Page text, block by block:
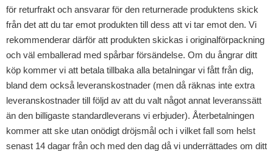
för returfrakt och ansvarar för den returnerade produktens skick
från det att du tar emot produkten till dess att vi tar emot den. Vi
rekommenderar därför att produkten skickas i originalförpackning
och väl emballerad med spårbar försändelse. Om du ångrar ditt
köp kommer vi att betala tillbaka alla betalningar vi fått från dig,
bland dem också leveranskostnader (men då räknas inte extra
leveranskostnader till följd av att du valt något annat leveranssätt
än den billigaste standardleverans vi erbjuder). Återbetalningen
kommer att ske utan onödigt dröjsmål och i vilket fall som helst
senast 14 dagar från och med den dag då vi underrättades om ditt